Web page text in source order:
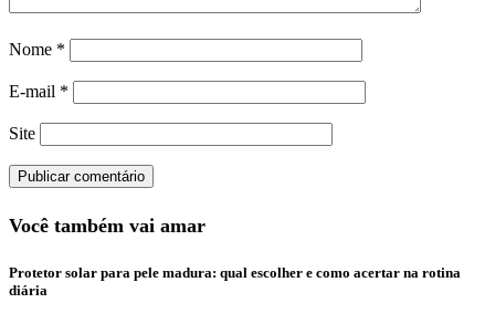
Nome *
E-mail *
Site
Você também vai amar
Protetor solar para pele madura: qual escolher e como acertar na rotina
diária